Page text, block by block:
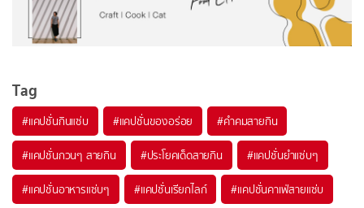
Tag
#แคปชั่นกินแซ่บ #แคปชั่นของอร่อย #คำคมสายกิน
#แคปชั่นกวนๆ สายกิน #ประโยคเด็ดสายกิน #แคปชั่นยำแซ่บๆ
#แคปชั่นอาหารแซ่บๆ #แคปชั่นเรียกไลก์ #แคปชั่นคาเฟ่สายแซ่บ